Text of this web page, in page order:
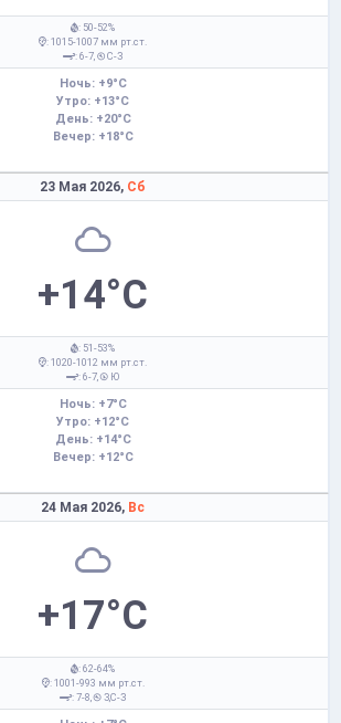
: 50-52%
: 1015-1007 мм рт.ст.
: 6-7,
С-З
Ночь: +9°C
Утро: +13°C
День: +20°C
Вечер: +18°C
23 Мая 2026, Сб
+14°C
: 51-53%
: 1020-1012 мм рт.ст.
: 6-7,
Ю
Ночь: +7°C
Утро: +12°C
День: +14°C
Вечер: +12°C
24 Мая 2026, Вс
+17°C
: 62-64%
: 1001-993 мм рт.ст.
: 7-8,
З,С-З